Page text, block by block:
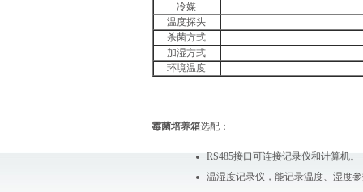
冷媒
温度探头
杀菌方式
加湿方式
环境温度
霉菌培养箱选配：
RS485接口可连接记录仪和计算机。
温湿度记录仪，能记录温度、湿度